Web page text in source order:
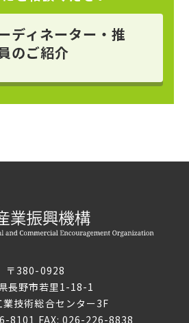
ディネーター・推
のご紹介
〒380-0928
長野市若里1-18-1
業技術総合センター3F
8101 FAX: 026-226-8838